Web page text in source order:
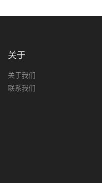
关于
关于我们
联系我们